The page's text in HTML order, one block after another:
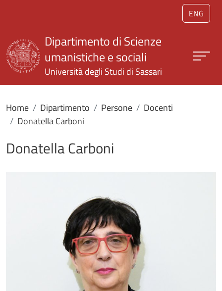
Salta al contenuto principale
ENG
Dipartimento di Scienze
umanistiche e sociali
Università degli Studi di Sassari
Home Dipartimento Persone
Docenti
Donatella Carboni
Donatella Carboni